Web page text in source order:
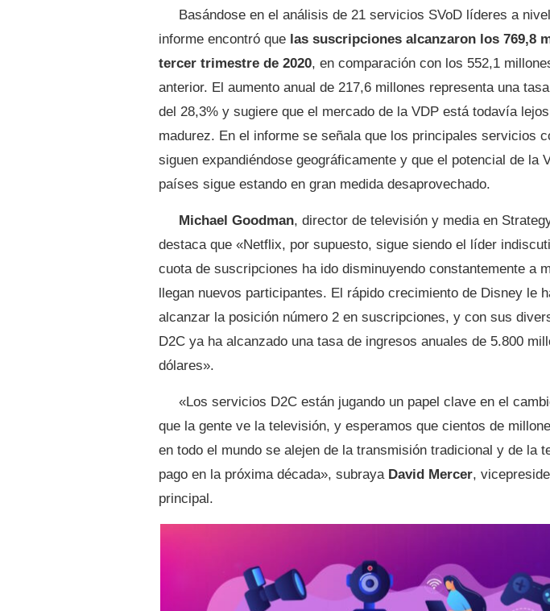
Basándose en el análisis de 21 servicios SVoD líderes a
informe encontró que las suscripciones alcanzaron los 769,8
tercer trimestre de 2020, en comparación con los 552,1
anterior. El aumento anual de 217,6 millones representa una
del 28,3% y sugiere que el mercado de la VDP está todavía
madurez. En el informe se señala que los principales servicios
siguen expandiéndose geográficamente y que el potencial de la
países sigue estando en gran medida desaprovechado.
Michael Goodman, director de televisión y media en
destaca que «Netflix, por supuesto, sigue siendo el líder
cuota de suscripciones ha ido disminuyendo constantemente a
llegan nuevos participantes. El rápido crecimiento de Disney le
alcanzar la posición número 2 en suscripciones, y con sus
D2C ya ha alcanzado una tasa de ingresos anuales de 5.800
dólares».
«Los servicios D2C están jugando un papel clave en el
que la gente ve la televisión, y esperamos que cientos de
en todo el mundo se alejen de la transmisión tradicional y de la
pago en la próxima década», subraya David Mercer,
principal.